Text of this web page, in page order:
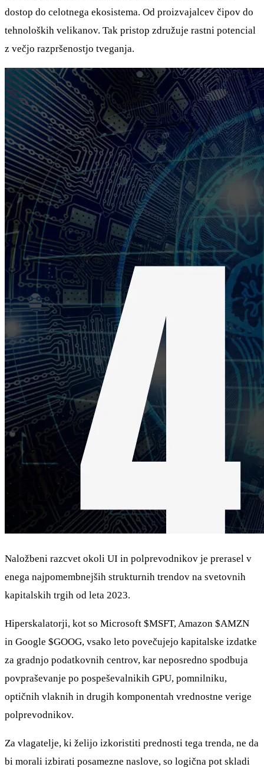
dostop do celotnega ekosistema. Od proizvajalcev čipov do
tehnoloških velikanov. Tak pristop združuje rastni potencial
z večjo razpršenostjo tveganja.
Naložbeni razcvet okoli UI in polprevodnikov je prerasel v
enega najpomembnejših strukturnih trendov na svetovnih
kapitalskih trgih od leta 2023.
Hiperskalatorji, kot so Microsoft $MSFT, Amazon $AMZN
in Google $GOOG, vsako leto povečujejo kapitalske izdatke
za gradnjo podatkovnih centrov, kar neposredno spodbuja
povpraševanje po pospeševalnikih GPU, pomnilniku,
optičnih vlaknih in drugih komponentah vrednostne verige
polprevodnikov.
Za vlagatelje, ki želijo izkoristiti prednosti tega trenda, ne da
bi morali izbirati posamezne naslove, so logična pot skladi